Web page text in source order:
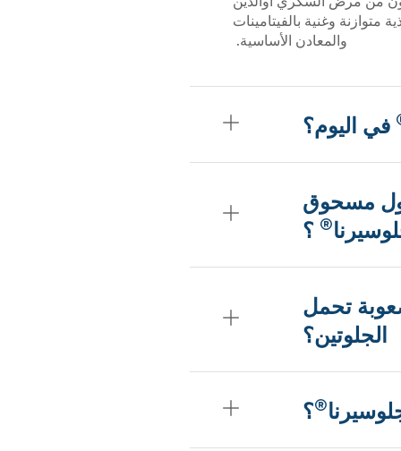
وغنية بالفيتامينات
والمعادن الأساسية.
في اليوم؟
مسحوق
® ؟
تحمل
الجلوتين؟
®؟